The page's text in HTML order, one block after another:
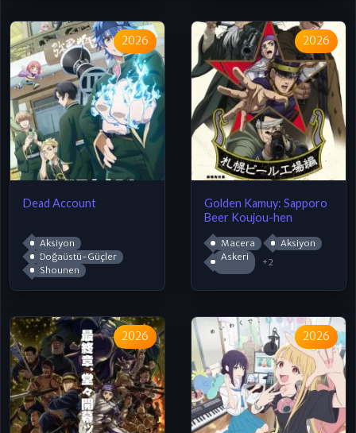
2026
Dead Account
Aksiyon
Doğaüstü-Güçler
Shounen
2026
Golden Kamuy: Sapporo
Beer Koujou-hen
Macera
Aksiyon
Askeri
+2
2026 2026